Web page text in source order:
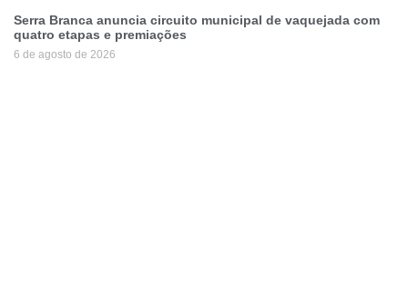
Serra Branca anuncia circuito municipal de vaquejada com
quatro etapas e premiações
6 de agosto de 2026